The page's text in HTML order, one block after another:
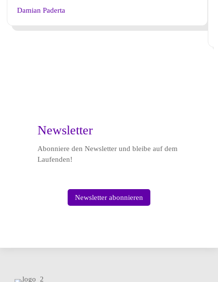
Damian Paderta
Newsletter
Abonniere den Newsletter und bleibe auf dem
Laufenden!
Newsletter abonnieren